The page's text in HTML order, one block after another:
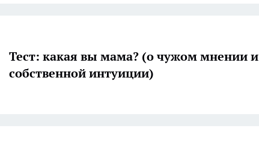
Тест: какая вы мама? (о чужом мнении и
собственной интуиции)